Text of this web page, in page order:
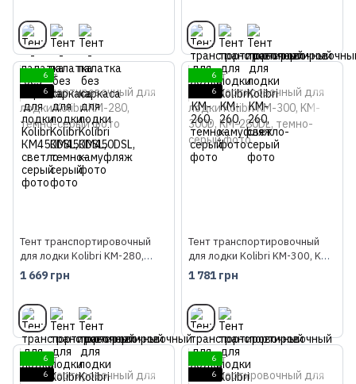
6
6
Тент транспортировочный
для лодки Kolibri KM-280,
темно-серый
1 669 грн
6
6
Тент транспортировочный
для лодки Kolibri KM-300, KM-
300D, KM-280DL, темно-
1 781 грн
6
6
6
6